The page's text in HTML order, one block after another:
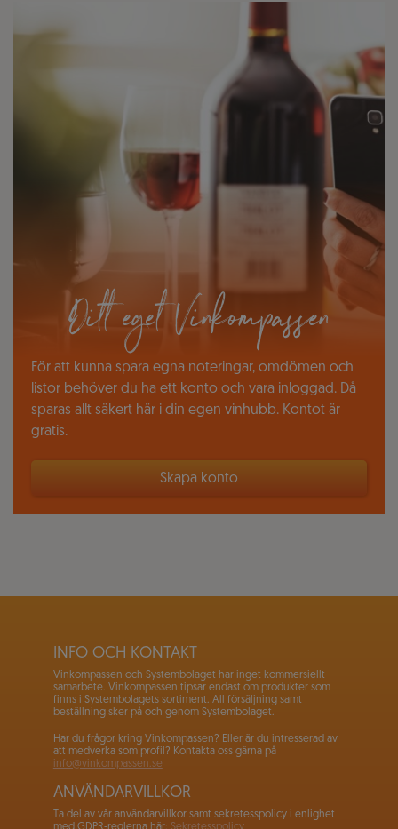
Ditt eget Vinkompassen
För att kunna spara egna noteringar, omdömen och
listor behöver du ha ett konto och vara inloggad. Då
sparas allt säkert här i din egen vinhubb. Kontot är
gratis.
Skapa konto
INFO OCH KONTAKT
Vinkompassen och Systembolaget har inget kommersiellt
samarbete. Vinkompassen tipsar endast om produkter som
finns i Systembolagets sortiment. All försäljning samt
beställning sker på och genom Systembolaget.
Har du frågor kring Vinkompassen? Eller är du intresserad av
att medverka som profil? Kontakta oss gärna på
info@vinkompassen.se
ANVÄNDARVILLKOR
Ta del av vår användarvillkor samt sekretesspolicy i enlighet